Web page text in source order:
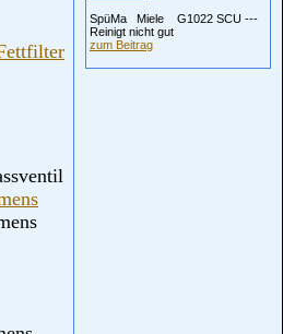
SpüMa Miele G1022 SCU ---
Reinigt nicht gut
zum Beitrag